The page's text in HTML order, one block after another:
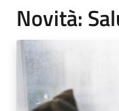
Novità: